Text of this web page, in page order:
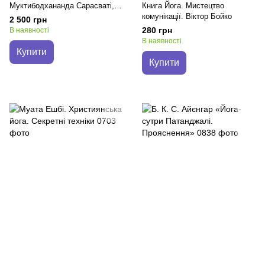
Муктибодхананда Сарасваті,
Свамі Сатьянанда Сарасваті
2 500 грн
В наявності
Купити
Книга Йога. Мистецтво
комунікації. Віктор Бойко
280 грн
В наявності
Купити